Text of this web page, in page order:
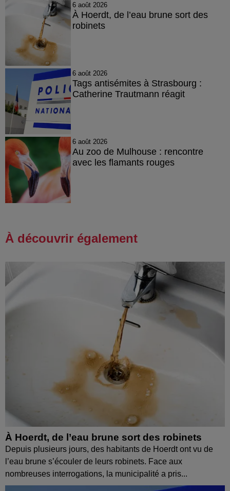
6 août 2026
À Hoerdt, de l’eau brune sort des
robinets
6 août 2026
Tags antisémites à Strasbourg :
Catherine Trautmann réagit
6 août 2026
Au zoo de Mulhouse : rencontre
avec les flamants rouges
À découvrir également
À Hoerdt, de l’eau brune sort des robinets
Depuis plusieurs jours, des habitants de Hoerdt ont vu de
l’eau brune s’écouler de leurs robinets. Face aux
nombreuses interrogations, la municipalité a pris...